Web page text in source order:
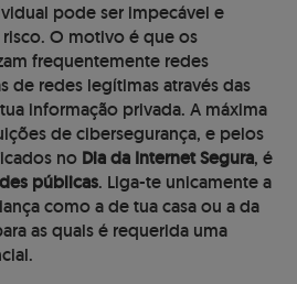
pode ser impecável e
O motivo é que os
frequentemente redes
de redes legítimas através das
informação privada. A máxima
de cibersegurança, e pelos
no Dia da Internet Segura, é
públicas. Liga-te unicamente a
como a de tua casa ou a da
as quais é requerida uma